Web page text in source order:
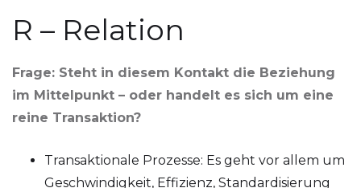
R – Relation
Frage: Steht in diesem Kontakt die Beziehung
im Mittelpunkt – oder handelt es sich um eine
reine Transaktion?
Transaktionale Prozesse: Es geht vor allem um
Geschwindigkeit, Effizienz, Standardisierung